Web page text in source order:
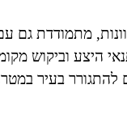
מתמודדת גם
היצע וביקוש
להתגורר בעיר